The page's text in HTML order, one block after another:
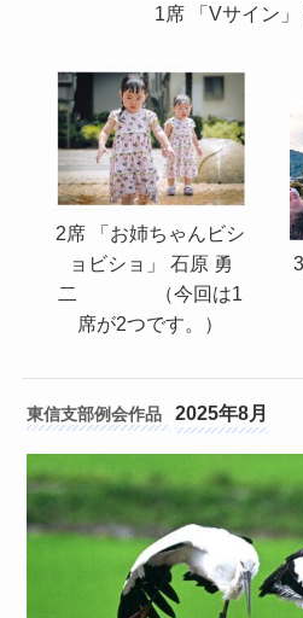
1席 「Vサイン」
2席 「お姉ちゃんビシ
ョビショ」 石原 勇
二 （今回は1
席が2つです。）
東信支部 2025年8月